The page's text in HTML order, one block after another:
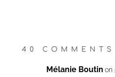
40 COMMENTS
Mélanie Boutin on